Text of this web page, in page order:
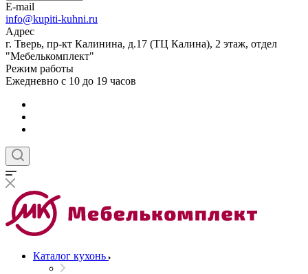
E-mail
info@kupiti-kuhni.ru
Адрес
г. Тверь, пр-кт Калинина, д.17 (ТЦ Калина), 2 этаж, отдел
"Мебелькомплект"
Режим работы
Ежедневно с 10 до 19 часов
Каталог кухонь